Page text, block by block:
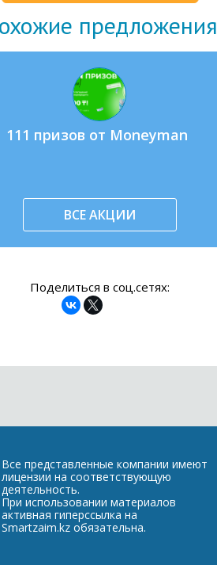
предложения
111 призов от Moneyman
ВСЕ АКЦИИ
Поделиться в соц.сетях:
Все представленные компании имеют
лицензии на соответствующую
деятельность.
При использовании материалов
активная гиперссылка на
Smartzaim.kz обязательна.